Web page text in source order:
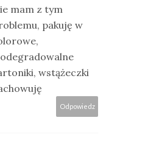
mam z tym
pakuję w
wstążeczki
Odpowiedz